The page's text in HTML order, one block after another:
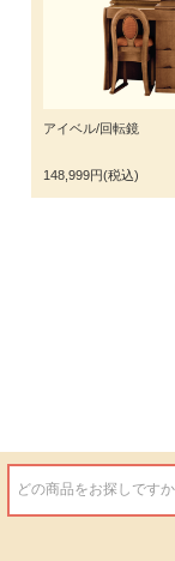
アイベル/回転鏡
148,999円(税込)